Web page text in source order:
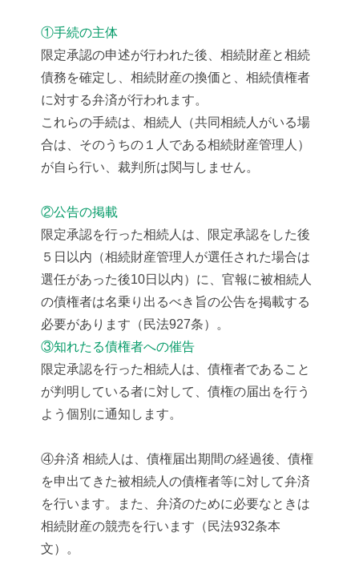
①手続の主体
限定承認の申述が行われた後、相続財産と相続
債務を確定し、相続財産の換価と、相続債権者
に対する弁済が行われます。
これらの手続は、相続人（共同相続人がいる場
合は、そのうちの１人である相続財産管理人）
が自ら行い、裁判所は関与しません。
②公告の掲載
限定承認を行った相続人は、限定承認をした後
５日以内（相続財産管理人が選任された場合は
選任があった後10日以内）に、官報に被相続人
の債権者は名乗り出るべき旨の公告を掲載する
必要があります（民法927条）。
③知れたる債権者への催告
限定承認を行った相続人は、債権者であること
が判明している者に対して、債権の届出を行う
よう個別に通知します。
④弁済 相続人は、債権届出期間の経過後、債権
を申出てきた被相続人の債権者等に対して弁済
を行います。また、弁済のために必要なときは
相続財産の競売を行います（民法932条本
文）。